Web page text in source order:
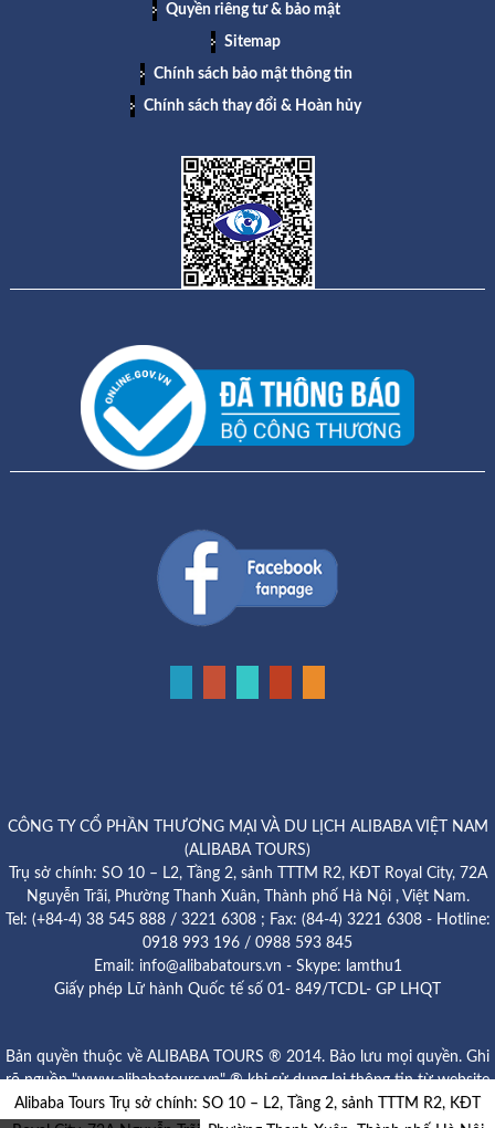
Quyền riêng tư & bảo mật
Sitemap
Chính sách bảo mật thông tin
Chính sách thay đổi & Hoàn hủy
CÔNG TY CỔ PHẦN THƯƠNG MẠI VÀ DU LỊCH ALIBABA VIỆT NAM
(ALIBABA TOURS)
Trụ sở chính: SO 10 – L2, Tầng 2, sảnh TTTM R2, KĐT Royal City, 72A
Nguyễn Trãi, Phường Thanh Xuân, Thành phố Hà Nội , Việt Nam.
Tel: (+84-4) 38 545 888 / 3221 6308 ; Fax: (84-4) 3221 6308 - Hotline:
0918 993 196 / 0988 593 845
Email: info@alibabatours.vn - Skype: lamthu1
Giấy phép Lữ hành Quốc tế số 01- 849/TCDL- GP LHQT
Bản quyền thuộc về ALIBABA TOURS ® 2014. Bảo lưu mọi quyền. Ghi
rõ nguồn "www.alibabatours.vn" ® khi sử dụng lại thông tin từ website
này.
Alibaba Tours Trụ sở chính: SO 10 – L2, Tầng 2, sảnh TTTM R2, KĐT